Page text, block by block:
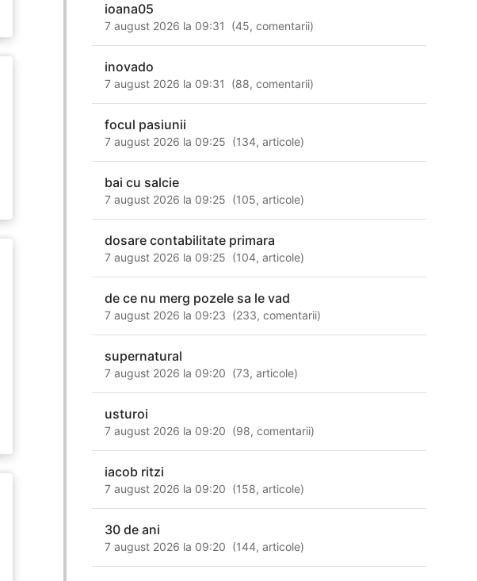
ioana05
7 august 2026 la 09:31 (45,comentarii)
inovado
7 august 2026 la 09:31 (88,comentarii)
focul pasiunii
7 august 2026 la 09:25 (134,articole)
bai cu salcie
7 august 2026 la 09:25 (105,articole)
dosare contabilitate primara
7 august 2026 la 09:25 (104,articole)
de ce nu merg pozele sa le vad
7 august 2026 la 09:23 (233,comentarii)
supernatural
7 august 2026 la 09:20 (73,articole)
usturoi
7 august 2026 la 09:20 (98,comentarii)
iacob ritzi
7 august 2026 la 09:20 (158,articole)
30 de ani
7 august 2026 la 09:20 (144,articole)